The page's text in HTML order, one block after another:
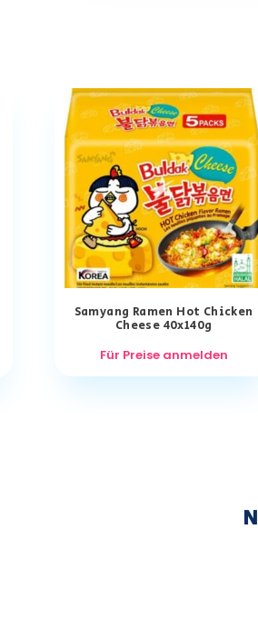
Samyang Ramen Hot Chicken
Cheese 40x140g
Für Preise anmelden